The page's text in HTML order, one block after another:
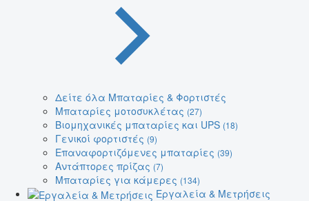
Δείτε όλα Μπαταρίες & Φορτιστές
Μπαταρίες μοτοσυκλέτας (27)
Βιομηχανικές μπαταρίες και UPS (18)
Γενικοί φορτιστές (9)
Επαναφορτιζόμενες μπαταρίες (39)
Αντάπτορες πρίζας (7)
Μπαταρίες για κάμερες (134)
Εργαλεία & Μετρήσεις